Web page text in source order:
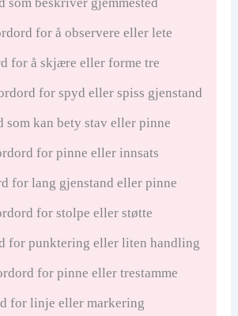
som beskriver gjemmested
for å observere eller lete
for å skjære eller forme tre
for spyd eller spiss gjenstand
kan bety stav eller pinne
for pinne eller innsats
for lang gjenstand eller pinne
for stolpe eller støtte
for punktering eller liten handling
for pinne eller trestamme
for linje eller markering